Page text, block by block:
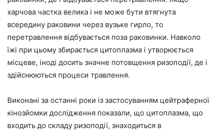
харчова частка велика і не може бути втягнута
всередину раковини через вузьке гирло, то
перетравлення відбувається поза раковинки. Навколо
їжі при цьому збирається цитоплазма і утворюється
місцеве, іноді досить значне потовщення ризоподії, де і
здійснюються процеси травлення.
Виконані за останні роки із застосуванням цейтраферної
кінозйомки дослідження показали, що цитоплазма, що
входить до складу ризоподії, знаходиться в